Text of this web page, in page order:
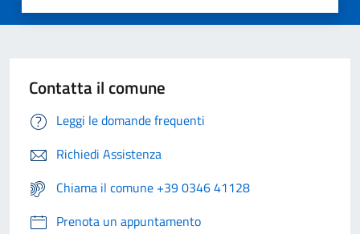
Contatta il comune
Leggi le domande frequenti
Richiedi Assistenza
Chiama il comune +39 0346 41128
Prenota un appuntamento